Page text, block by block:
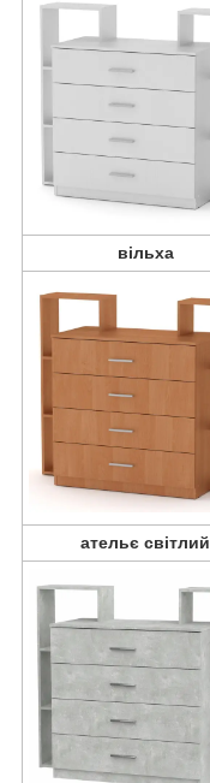
вільха
ательє світлий